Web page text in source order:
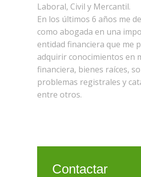
Laboral, Civil y Mercantil.
En los últimos 6 años me
como abogada en una
entidad financiera que me
adquirir conocimientos en
financiera, bienes raíces,
problemas registrales y
entre otros.
Contactar